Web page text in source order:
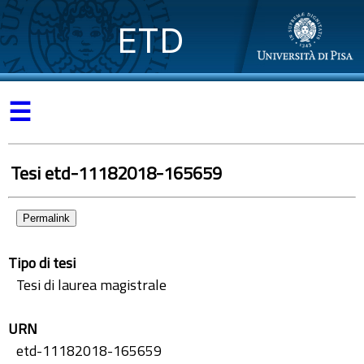
ETD
☰
Tesi etd-11182018-165659
Permalink
Tipo di tesi
Tesi di laurea magistrale
URN
etd-11182018-165659